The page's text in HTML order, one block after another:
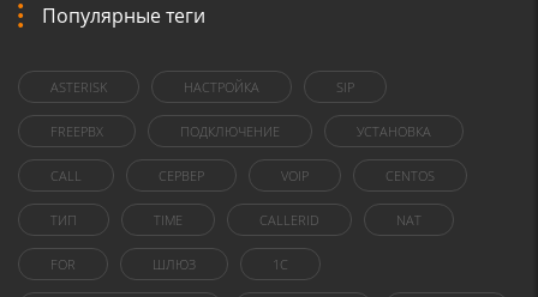
Популярные теги
ASTERISK НАСТРОЙКА SIP
FREEPBX ПОДКЛЮЧЕНИЕ УСТАНОВКА
CALL СЕРВЕР VOIP CENTOS
ТИП TIME CALLERID NAT
FOR ШЛЮЗ 1C